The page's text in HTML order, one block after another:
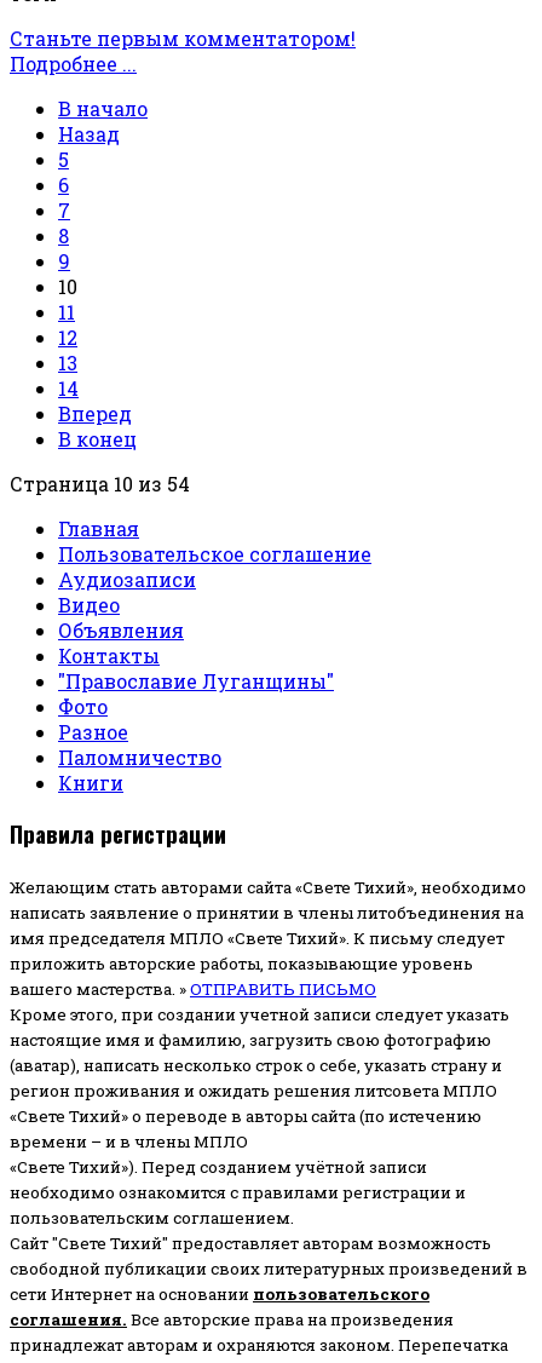
Станьте первым комментатором!
Подробнее ...
В начало
Назад
5
6
7
8
9
10
11
12
13
14
Вперед
В конец
Страница 10 из 54
Главная
Пользовательское соглашение
Аудиозаписи
Видео
Объявления
Контакты
"Православие Луганщины"
Фото
Разное
Паломничество
Книги
Правила регистрации
Желающим стать авторами сайта «Свете Тихий», необходимо
написать заявление о принятии в члены литобъединения на
имя председателя МПЛО «Свете Тихий». К письму следует
приложить авторские работы, показывающие уровень
вашего мастерства. »ОТПРАВИТЬ ПИСЬМО
Кроме этого, при создании учетной записи следует указать
настоящие имя и фамилию, загрузить свою фотографию
(аватар), написать несколько строк о себе, указать страну и
регион проживания и ожидать решения литсовета МПЛО
«Свете Тихий» о переводе в авторы сайта (по истечению
времени – и в члены МПЛО
«Свете Тихий»). Перед созданием учётной записи
необходимо ознакомится с правилами регистрации и
пользовательским соглашением.
Сайт "Свете Тихий" предоставляет авторам возможность
свободной публикации своих литературных произведений в
сети Интернет на основании пользовательского
соглашения. Все авторские права на произведения
принадлежат авторам и охраняются законом. Перепечатка